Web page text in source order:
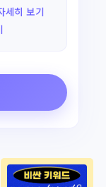
세히 보기